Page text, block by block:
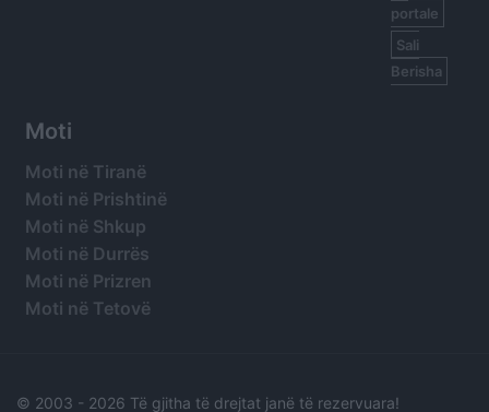
portale
Sali
Berisha
Moti
Moti në Tiranë
Moti në Prishtinë
Moti në Shkup
Moti në Durrës
Moti në Prizren
Moti në Tetovë
© 2003 - 2026 Të gjitha të drejtat janë të rezervuara!